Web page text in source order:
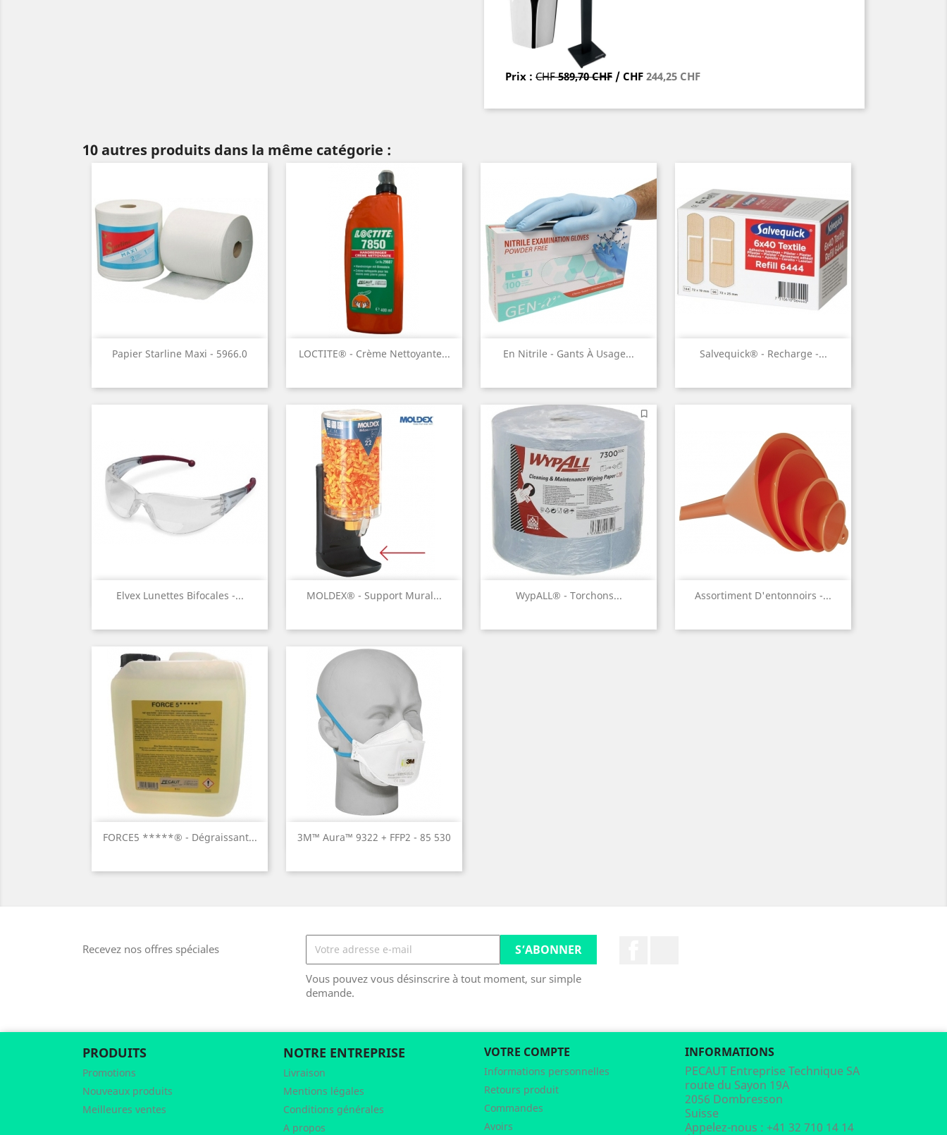
Prix : CHF589,70 CHF / CHF 244,25 CHF
10 autres produits dans la même catégorie :
Papier Starline Maxi - 5966.0
Aperçu rapide LOCTITE® - Crème Nettoyante...
Aperçu rapide En Nitrile - Gants À Usage...
Aperçu rapide Salvequick® - Recharge -...
Aperçu rapide
Elvex Lunettes Bifocales -...
Aperçu rapide MOLDEX® - Support Mural...
Aperçu rapide WypALL® - Torchons...
Aperçu rapide Assortiment D'entonnoirs -...
Aperçu rapide
FORCE5 *****® - Dégraissant...
Aperçu rapide 3M™ Aura™ 9322 + FFP2 - 85 530
Aperçu rapide
Recevez nos offres spéciales
Vous pouvez vous désinscrire à tout moment, sur simple
demande.
PRODUITS
Promotions
Nouveaux produits
Meilleures ventes
NOTRE ENTREPRISE
Livraison
Mentions légales
Conditions générales
A propos
VOTRE COMPTE
Informations personnelles
Retours produit
Commandes
Avoirs
INFORMATIONS
PECAUT Entreprise Technique SA
route du Sayon 19A
2056 Dombresson
Suisse
Appelez-nous : +41 32 710 14 14